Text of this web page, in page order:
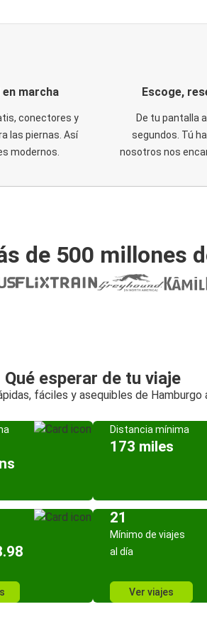
marcha
conectores y
las piernas. Así
modernos.
Escoge,
De tu pantalla
segundos. Tú
nosotros nos
de 500 millones
Qué esperar de tu viaje
fáciles y asequibles de Hamburgo
Distancia mínima
173 miles
21
Mínimo de viajes
al día
Ver viajes